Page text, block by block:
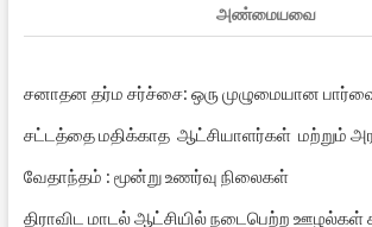
அண்மையவை
சனாதன தர்ம சர்ச்சை: ஒரு முழுமையான
சட்டத்தை மதிக்காத ஆட்சியாளர்கள் மற்றும்
வேதாந்தம் : மூன்று உணர்வு நிலைகள்
திராவிட மாடல் ஆட்சியில் நடைபெற்ற